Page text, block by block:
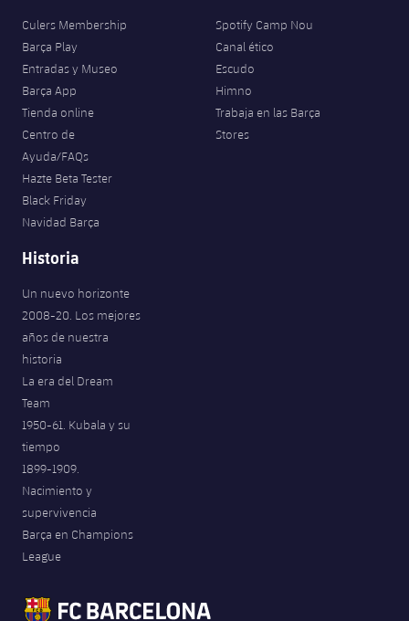
Culers Membership
Barça Play
Entradas y Museo
Barça App
Tienda online
Centro de
Ayuda/FAQs
Hazte Beta Tester
Black Friday
Navidad Barça
Spotify Camp Nou
Canal ético
Escudo
Himno
Trabaja en las Barça
Stores
Historia
Un nuevo horizonte
2008-20. Los mejores
años de nuestra
historia
La era del Dream
Team
1950-61. Kubala y su
tiempo
1899-1909.
Nacimiento y
supervivencia
Barça en Champions
League